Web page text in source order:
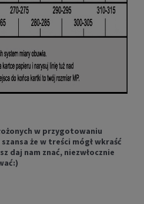
w przygotowaniu
że w treści mógł wkraść
daj nam znać, niezwłocznie